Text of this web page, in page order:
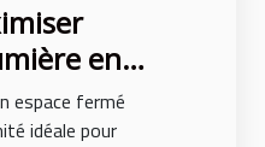
en
?
espace fermé
idéale pour